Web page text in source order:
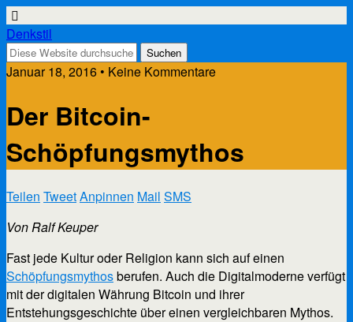
Denkstil
Januar 18, 2016 • Keine Kommentare
Der Bitcoin-
Schöpfungsmythos
Teilen TweetAnpinnen Mail SMS
Von Ralf Keuper
Fast jede Kultur oder Religion kann sich auf einen
Schöpfungsmythosberufen. Auch die Digitalmoderne verfügt
mit der digitalen Währung Bitcoin und ihrer
Entstehungsgeschichte über einen vergleichbaren Mythos.